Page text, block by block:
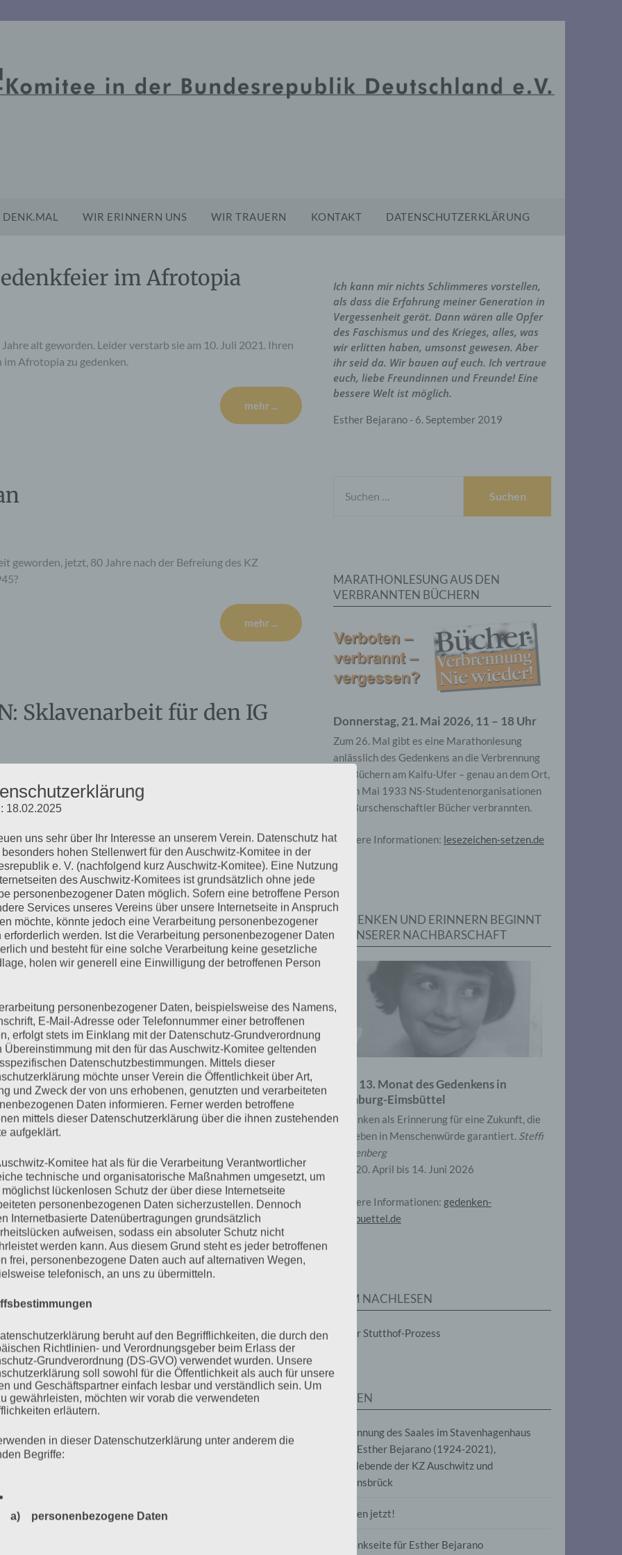
DENK.MAL WIR ERINNERN UNS WIR TRAUERN KONTAKT DATENSCHUTZERKLÄRUNG
im Afrotopia
alt geworden. Leider verstarb sie am 10. Juli 2021. Ihren
Afrotopia zu gedenken.
mehr ...
geworden, jetzt, 80 Jahre nach der Befreiung des KZ
mehr ...
Sklavenarbeit für den IG
in und um Auschwitz durch die Rote Armee
Auschwitz-Komitees am Sonntag, 26.01.2025, ist dem
des Lagers Auschwitz III–Monowitz gewidmet.
mehr ...
(15. Dezember 1924 – 10.
2024 ab 15 Uhr im Afrotopia, Biedermannplatz 19,
Bejarano spricht
Hrsg. vom Auschwitz-Komitee in der Bundesrepublik
und Susanne Kondoch-Klockow, mit einem Beitrag von
Ich kann mir nichts Schlimmeres vorstellen,
als dass die Erfahrung meiner Generation in
Vergessenheit gerät. Dann wären alle Opfer
des Faschismus und des Krieges, alles, was
wir erlitten haben, umsonst gewesen. Aber
ihr seid da. Wir bauen auf euch. Ich vertraue
euch, liebe Freundinnen und Freunde! Eine
bessere Welt ist möglich.
Esther Bejarano - 6. September 2019
NACH:
MARATHONLESUNG AUS DEN
VERBRANNTEN BÜCHERN
Donnerstag, 21. Mai 2026, 11 – 18 Uhr
Zum 26. Mal gibt es eine Marathonlesung
anlässlich des Gedenkens an die Verbrennung
von Büchern am Kaifu-Ufer – genau an dem Ort,
wo im Mai 1933 NS-Studentenorganisationen
und Burschenschaftler Bücher verbrannten.
Weitere Informationen: lesezeichen-setzen.de
GEDENKEN UND ERINNERN BEGINNT
IN UNSERER NACHBARSCHAFT
Zum 13. Monat des Gedenkens in
Hamburg-Eimsbüttel
Gedenken als Erinnerung für eine Zukunft, die
ein Leben in Menschenwürde garantiert. Steffi
Wittenberg
Vom 20. April bis 14. Juni 2026
Weitere Informationen: gedenken-
eimsbuettel.de
ZUM NACHLESEN
Der Stutthof-Prozess
SEITEN
Benennung des Saales im Stavenhagenhaus
nach Esther Bejarano (1924-2021),
Überlebende der KZ Auschwitz und
Ravensbrück
Frieden jetzt!
Gedenkseite für Esther Bejarano
18.02.2025
uns sehr über Ihr Interesse an unserem Verein. Datenschutz hat
hohen Stellenwert für den Auschwitz-Komitee in der
e. V. (nachfolgend kurz Auschwitz-Komitee). Eine Nutzung
des Auschwitz-Komitees ist grundsätzlich ohne jede
personenbezogener Daten möglich. Sofern eine betroffene Person
Services unseres Vereins über unsere Internetseite in Anspruch
möchte, könnte jedoch eine Verarbeitung personenbezogener
erforderlich werden. Ist die Verarbeitung personenbezogener Daten
und besteht für eine solche Verarbeitung keine gesetzliche
holen wir generell eine Einwilligung der betroffenen Person
personenbezogener Daten, beispielsweise des Namens,
E-Mail-Adresse oder Telefonnummer einer betroffenen
erfolgt stets im Einklang mit der Datenschutz-Grundverordnung
Übereinstimmung mit den für das Auschwitz-Komitee geltenden
Datenschutzbestimmungen. Mittels dieser
möchte unser Verein die Öffentlichkeit über Art,
und Zweck der von uns erhobenen, genutzten und verarbeiteten
Daten informieren. Ferner werden betroffene
mittels dieser Datenschutzerklärung über die ihnen zustehenden
aufgeklärt.
Komitee hat als für die Verarbeitung Verantwortlicher
technische und organisatorische Maßnahmen umgesetzt, um
lückenlosen Schutz der über diese Internetseite
personenbezogenen Daten sicherzustellen. Dennoch
Internetbasierte Datenübertragungen grundsätzlich
aufweisen, sodass ein absoluter Schutz nicht
werden kann. Aus diesem Grund steht es jeder betroffenen
frei, personenbezogene Daten auch auf alternativen Wegen,
telefonisch, an uns zu übermitteln.
beruht auf den Begrifflichkeiten, die durch den
Richtlinien- und Verordnungsgeber beim Erlass der
Grundverordnung (DS-GVO) verwendet wurden. Unsere
soll sowohl für die Öffentlichkeit als auch für unsere
und Geschäftspartner einfach lesbar und verständlich sein. Um
gewährleisten, möchten wir vorab die verwendeten
erläutern.
in dieser Datenschutzerklärung unter anderem die
Begriffe:
a) personenbezogene Daten